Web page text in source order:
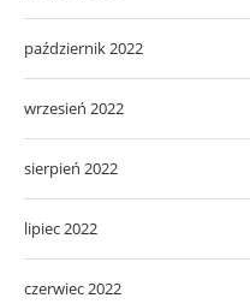
październik 2022
wrzesień 2022
sierpień 2022
lipiec 2022
czerwiec 2022